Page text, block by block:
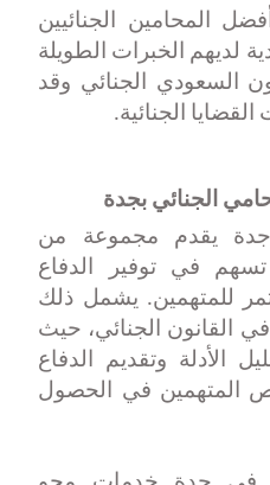
المحامين الجنائيين
لديهم الخبرات الطويلة
السعودي الجنائي وقد
الجنائية.
الجنائي بجدة
جدة يقدم مجموعة من
في توفير الدفاع
للمتهمين. يشمل ذلك
في القانون الجنائي، حيث
الأدلة وتقديم الدفاع
المتهمين في الحصول